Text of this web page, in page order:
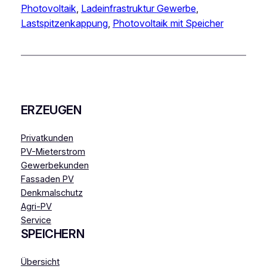
Photovoltaik Ladeinfrastruktur Gewerbe
Lastspitzenkappung, Photovoltaik mit Speicher
ERZEUGEN
Privatkunden
PV-Mieterstrom
Gewerbekunden
Fassaden PV
Denkmalschutz
Agri-PV
Service
SPEICHERN
Übersicht